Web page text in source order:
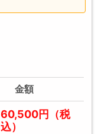
金額
60,500円（税
込）